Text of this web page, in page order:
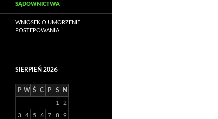
SĄDOWNICTWA
WNIOSEK O UMORZENIE
POSTĘPOWANIA
SIERPIEŃ 2026
P W Ś C P S N
1 2
3 4 5 6 7 8 9